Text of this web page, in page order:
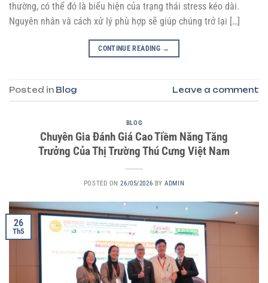
thường, có thể đó là biểu hiện của trạng thái stress kéo dài.
Nguyên nhân và cách xử lý phù hợp sẽ giúp chúng trở lại […]
CONTINUE READING →
Posted in Blog Leave a comment
BLOG
Chuyên Gia Đánh Giá Cao Tiềm Năng Tăng
Trưởng Của Thị Trường Thú Cưng Việt Nam
POSTED ON26/05/2026 BYADMIN
26
Th5